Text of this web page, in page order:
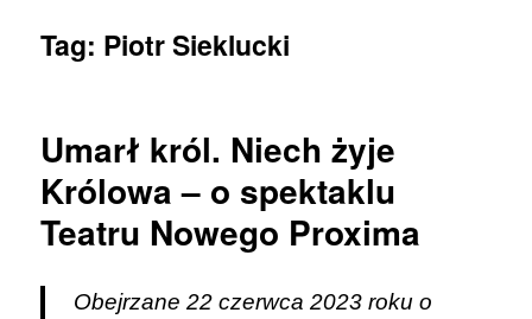
Tag: Piotr Sieklucki
Umarł król. Niech żyje
Królowa – o spektaklu
Teatru Nowego Proxima
Obejrzane 22 czerwca 2023 roku o